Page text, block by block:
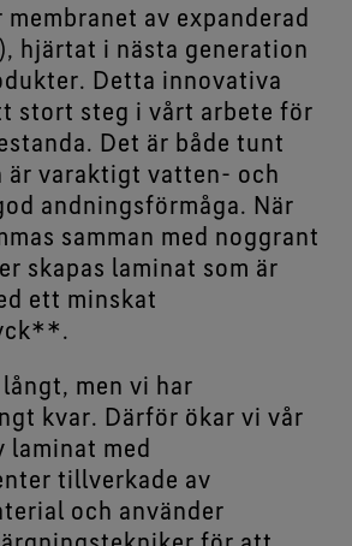
membranet av expanderad
hjärtat i nästa generation
Detta innovativa
stort steg i vårt arbete för
Det är både tunt
är varaktigt vatten- och
andningsförmåga. När
samman med noggrant
skapas laminat som är
ett minskat
men vi har
kvar. Därför ökar vi vår
laminat med
tillverkade av
och använder